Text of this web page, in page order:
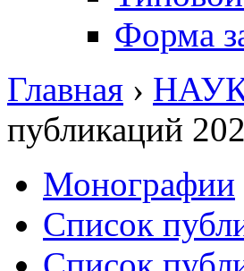
Форма
Главная ›
публикаций
Монографии
Список